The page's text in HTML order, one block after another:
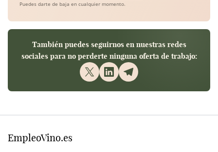
Puedes darte de baja en cualquier momento.
También puedes seguirnos en nuestras redes
sociales para no perderte ninguna oferta de trabajo:
EmpleoVino.es